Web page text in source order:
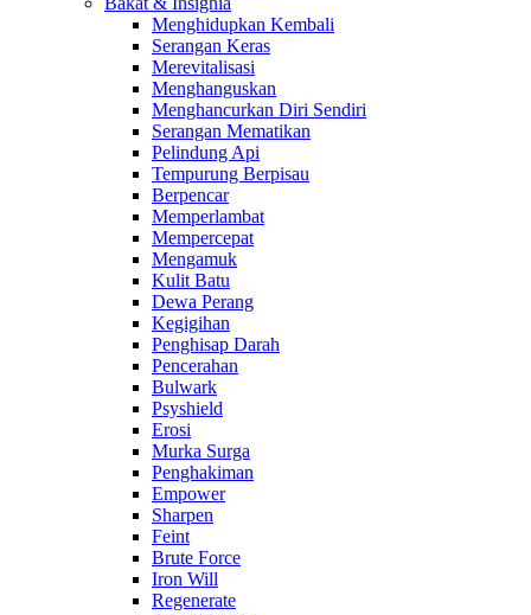
Menghidupkan Kembali
Serangan Keras
Merevitalisasi
Menghanguskan
Menghancurkan Diri Sendiri
Serangan Mematikan
Pelindung Api
Tempurung Berpisau
Berpencar
Memperlambat
Mempercepat
Mengamuk
Kulit Batu
Dewa Perang
Kegigihan
Penghisap Darah
Pencerahan
Bulwark
Psyshield
Erosi
Murka Surga
Penghakiman
Empower
Sharpen
Feint
Brute Force
Iron Will
Regenerate